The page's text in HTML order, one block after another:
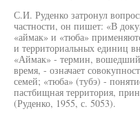
С.И. Руденко затронул
частности, он пишет: «В
«аймак» и «тюба»
и территориальных единиц
«Аймак» - термин, вошедший
время, - означает
семей; «тюба» (тубэ) -
пастбищная территория,
(Руденко, 1955, с. 5053).